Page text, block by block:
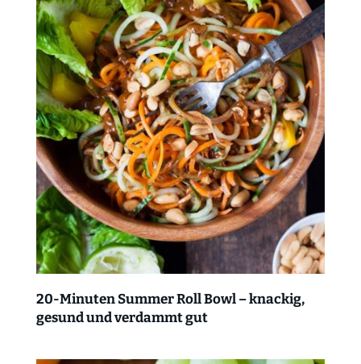
20-Minuten Summer Roll Bowl – knackig,
gesund und verdammt gut